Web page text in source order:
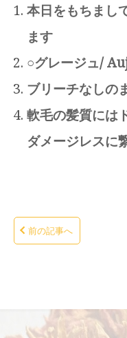
本日をもちまし
ます
○グレージュ/
ブリーチなしの
軟毛の髪質には
ダメージレスに
前の記事へ